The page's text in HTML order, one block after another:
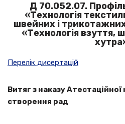
Д 70.052.07.
«Технологія
швейних і
«Технологія взуття,
Перелiк дисертацiй
Витяг з наказу Атестаційної
створення рад